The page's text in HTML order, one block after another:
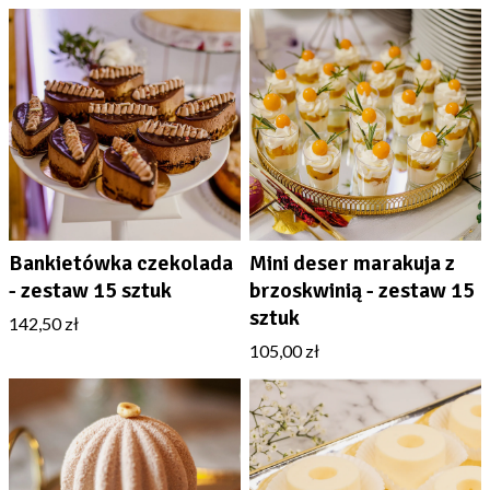
zamówienia wynosi maksymalnie5 dni roboczych.
Więcej informacji w zakładce Dostawa
płatność BLIK
płatność gotówką przy odbiorze
Więcej informacji znajdziesz w zakładcePłatności.
Bankietówka czekolada
- zestaw 15 sztuk
142,50 zł
Mini deser marakuja z
brzoskwinią - zestaw 15
sztuk
105,00 zł